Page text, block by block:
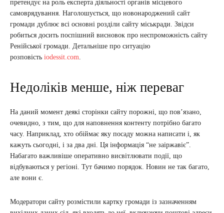
претендує на роль експерта діяльності органів місцевого
самоврядування. Наголошується, що новонароджений сайт
громади дублює всі основні розділи сайту міськради. Звідси
робиться досить поспішний висновок про неспроможність сайту
Ренійської громади. Детальніше про ситуацію
розповість iodessit.com.
Недоліків менше, ніж переваг
На даний момент деякі сторінки сайту порожні, що пов’язано,
очевидно, з тим, що для наповнення контенту потрібно багато
часу. Наприклад, хто обіймає яку посаду можна написати і, як
кажуть сьогодні, і за два дні. Ця інформація “не заіржавіє”.
Набагато важливіше оперативно висвітлювати події, що
відбуваються у регіоні. Тут бачимо порядок. Новин не так багато,
але вони є.
Модератори сайту розмістили картку громади із зазначенням